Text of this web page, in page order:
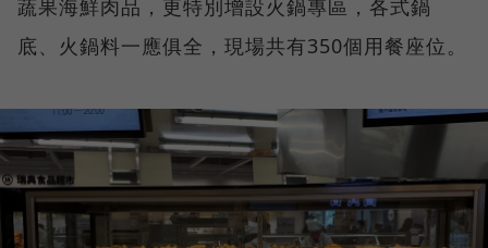
蔬果海鮮肉品，更特別增設火鍋專區，各式鍋
底、火鍋料一應俱全，現場共有350個用餐座位。